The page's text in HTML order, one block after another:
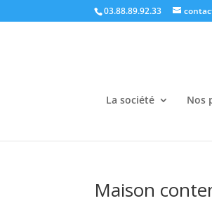
03.88.89.92.33
La société Nos
Maison